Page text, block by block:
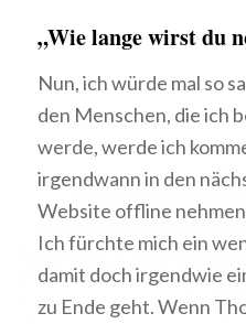
„Wie lange wirst du
Nun, ich würde mal so
den Menschen, die ich
werde, werde ich
irgendwann in den
Website offline
Ich fürchte mich ein
damit doch irgendwie
zu Ende geht. Wenn